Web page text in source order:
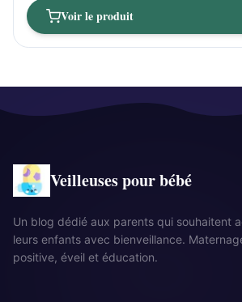
Voir le produit
Veilleuses pour bébé
Un blog dédié aux parents qui souhaitent
leurs enfants avec bienveillance.
positive, éveil et éducation.